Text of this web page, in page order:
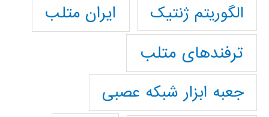
الگوریتم ژنتیک
ایران متلب
ترفندهای متلب
جعبه ابزار شبکه عصبی